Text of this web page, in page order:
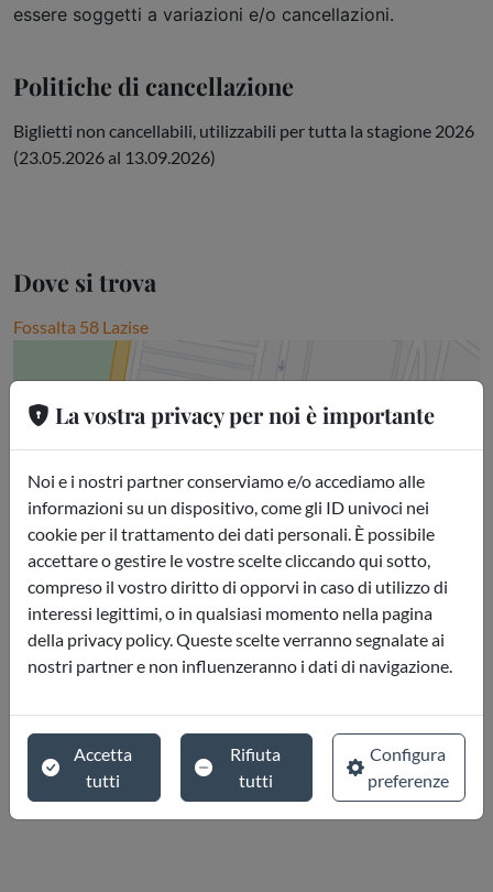
essere soggetti a variazioni e/o cancellazioni.
Politiche di cancellazione
Biglietti non cancellabili, utilizzabili per tutta la stagione 2026
(23.05.2026 al 13.09.2026)
Dove si trova
Fossalta 58 Lazise
La vostra privacy per noi è importante
Noi e i nostri partner conserviamo e/o accediamo alle
informazioni su un dispositivo, come gli ID univoci nei
cookie per il trattamento dei dati personali. È possibile
accettare o gestire le vostre scelte cliccando qui sotto,
compreso il vostro diritto di opporvi in caso di utilizzo di
interessi legittimi, o in qualsiasi momento nella pagina
della privacy policy. Queste scelte verranno segnalate ai
nostri partner e non influenzeranno i dati di navigazione.
Accetta
tutti
Rifiuta
tutti
Configura
preferenze